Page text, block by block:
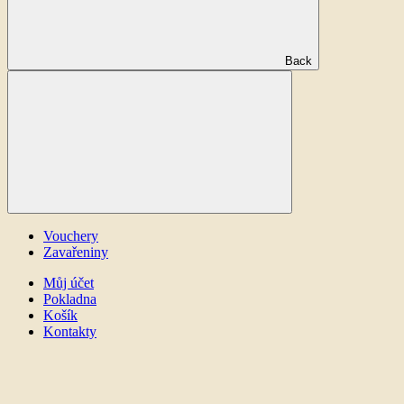
Back
Vouchery
Zavařeniny
Můj účet
Pokladna
Košík
Kontakty